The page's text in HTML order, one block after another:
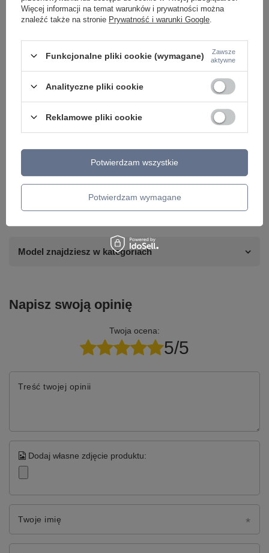
Potrzebujesz pomocy? Masz pytania lub
chcesz lepszą cenę?
dopasowaną do Ciebie..
Model znajdziesz w kategoriach
Napisz swoją opinię
Twoja ocena:
5/5
Treść twojej opinii
Dodaj własne zdjęcie produktu:
Twoje imię
Więcej informacji na temat warunków i prywatności można
znaleźć także na stronie Prywatność i warunki Google
Funkcjonalne pliki cookie (wymagane)
Zawsze
aktywne
Analityczne pliki cookie
Reklamowe pliki cookie
Potwierdzam wymagane
Potwierdzam wszystkie